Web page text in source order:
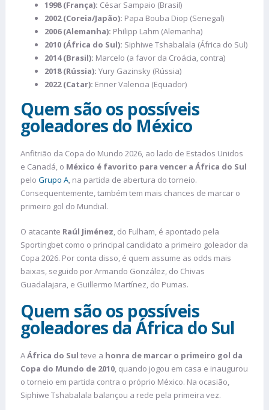
1998 (França): César Sampaio (Brasil)
2002 (Coreia/Japão): Papa Bouba Diop (Senegal)
2006 (Alemanha): Philipp Lahm (Alemanha)
2010 (África do Sul): Siphiwe Tshabalala (África do Sul)
2014 (Brasil): Marcelo (a favor da Croácia, contra)
2018 (Rússia): Yury Gazinsky (Rússia)
2022 (Catar): Enner Valencia (Equador)
Quem são os possíveis
goleadores do México
Anfitrião da Copa do Mundo 2026, ao lado de Estados Unidos
e Canadá, o México é favorito para vencer a África do Sul
pelo Grupo A, na partida de abertura do torneio.
Consequentemente, também tem mais chances de marcar o
primeiro gol do Mundial.
O atacante Raúl Jiménez, do Fulham, é apontado pela
Sportingbet como o principal candidato a primeiro goleador da
Copa 2026. Por conta disso, é quem assume as odds mais
baixas, seguido por Armando González, do Chivas
Guadalajara, e Guillermo Martínez, do Pumas.
Quem são os possíveis
goleadores da África do Sul
AÁfrica do Sul teve a honra de marcar o primeiro gol da
Copa do Mundo de 2010, quando jogou em casa e inaugurou
o torneio em partida contra o próprio México. Na ocasião,
Siphiwe Tshabalala balançou a rede pela primeira vez.